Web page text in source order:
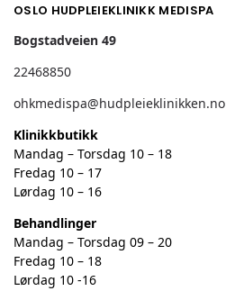
OSLO HUDPLEIEKLINIKK MEDISPA
Bogstadveien 49
22468850
ohkmedispa@hudpleieklinikken.no
Klinikkbutikk
Mandag – Torsdag 10 – 18
Fredag 10 – 17
Lørdag 10 – 16
Behandlinger
Mandag – Torsdag 09 – 20
Fredag 10 – 18
Lørdag 10 -16